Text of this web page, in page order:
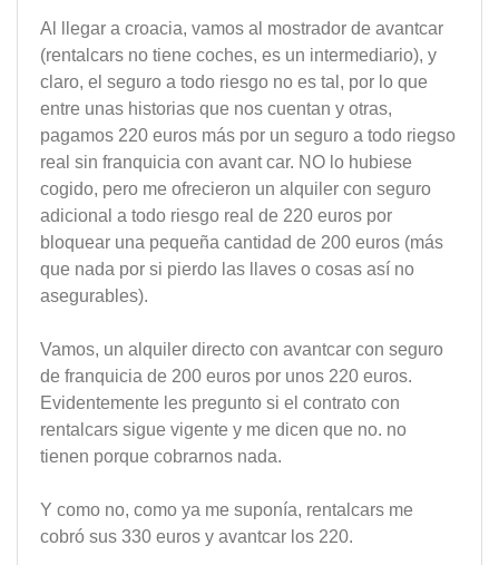
Al llegar a croacia, vamos al mostrador de avantcar
(rentalcars no tiene coches, es un intermediario), y
claro, el seguro a todo riesgo no es tal, por lo que
entre unas historias que nos cuentan y otras,
pagamos 220 euros más por un seguro a todo riegso
real sin franquicia con avant car. NO lo hubiese
cogido, pero me ofrecieron un alquiler con seguro
adicional a todo riesgo real de 220 euros por
bloquear una pequeña cantidad de 200 euros (más
que nada por si pierdo las llaves o cosas así no
asegurables).
Vamos, un alquiler directo con avantcar con seguro
de franquicia de 200 euros por unos 220 euros.
Evidentemente les pregunto si el contrato con
rentalcars sigue vigente y me dicen que no. no
tienen porque cobrarnos nada.
Y como no, como ya me suponía, rentalcars me
cobró sus 330 euros y avantcar los 220.